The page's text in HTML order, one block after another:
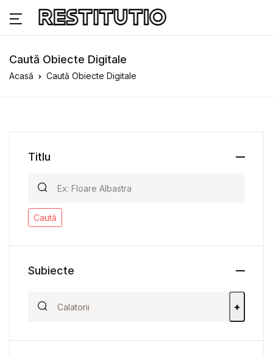
Caută Obiecte Digitale
Acasă Caută Obiecte Digitale
Titlu
Caută
Subiecte
+